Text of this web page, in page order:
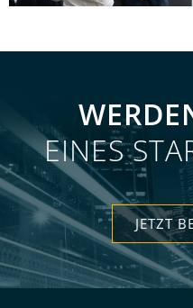
EINES
JETZT